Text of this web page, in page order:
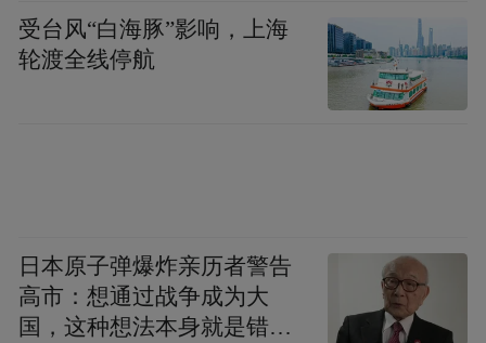
受台风“白海豚”影响，上海
轮渡全线停航
日本原子弹爆炸亲历者警告
高市：想通过战争成为大
国，这种想法本身就是错误